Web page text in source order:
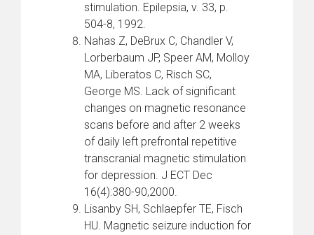
stimulation. Epilepsia, v. 33, p.
504-8, 1992.
Nahas Z, DeBrux C, Chandler V,
Lorberbaum JP, Speer AM, Molloy
MA, Liberatos C, Risch SC,
George MS. Lack of significant
changes on magnetic resonance
scans before and after 2 weeks
of daily left prefrontal repetitive
transcranial magnetic stimulation
for depression. J ECT Dec
16(4):380-90,2000.
Lisanby SH, Schlaepfer TE, Fisch
HU. Magnetic seizure induction for